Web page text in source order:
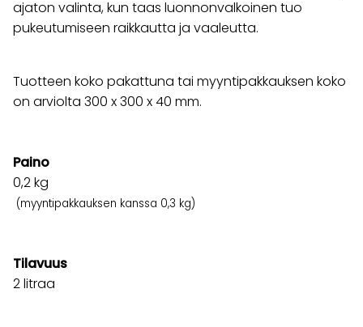
ajaton valinta, kun taas luonnonvalkoinen tuo
pukeutumiseen raikkautta ja vaaleutta.
Tuotteen koko pakattuna tai myyntipakkauksen koko
on arviolta 300 x 300 x 40 mm.
Paino
0,2kg
(myyntipakkauksen kanssa 0,3 kg)
Tilavuus
2 litraa